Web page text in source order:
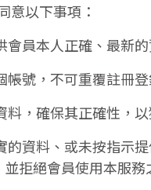
意以下事項：
員本人正確、最新
號，不可重覆註冊登
，確保其正確性，
資料、或未按指示
拒絕會員使用本服務